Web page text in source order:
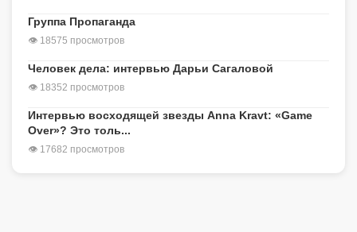
Группа Пропаганда
👁 18575 просмотров
Человек дела: интервью Дарьи Сагаловой
👁 18352 просмотров
Интервью восходящей звезды Anna Kravt: «Game
Over»? Это толь...
👁 17682 просмотров